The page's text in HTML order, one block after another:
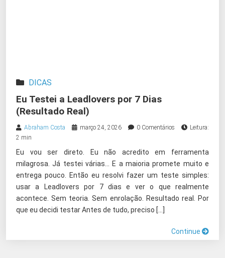
DICAS
Eu Testei a Leadlovers por 7 Dias
(Resultado Real)
Abraham Costa março 24, 2026 0 Comentários
Leitura:
2 min
Eu vou ser direto. Eu não acredito em ferramenta
milagrosa. Já testei várias… E a maioria promete muito e
entrega pouco. Então eu resolvi fazer um teste simples:
usar a Leadlovers por 7 dias e ver o que realmente
acontece. Sem teoria. Sem enrolação. Resultado real. Por
que eu decidi testar Antes de tudo, preciso […]
Continue